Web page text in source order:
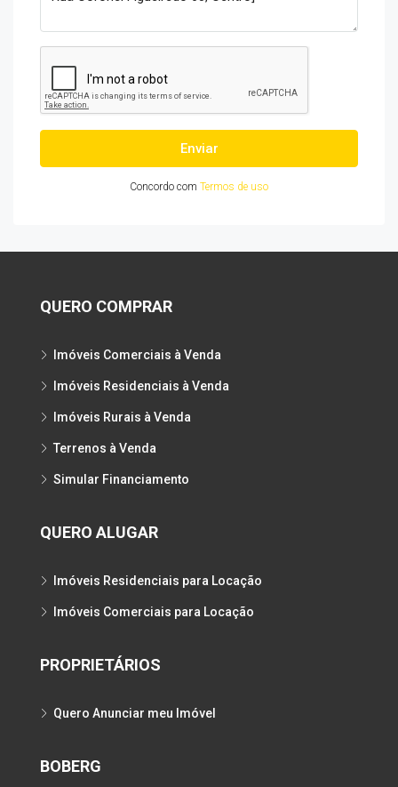
Enviar
Concordo com Termos de uso
QUERO COMPRAR
Imóveis Comerciais à Venda
Imóveis Residenciais à Venda
Imóveis Rurais à Venda
Terrenos à Venda
Simular Financiamento
QUERO ALUGAR
Imóveis Residenciais para Locação
Imóveis Comerciais para Locação
PROPRIETÁRIOS
Quero Anunciar meu Imóvel
BOBERG